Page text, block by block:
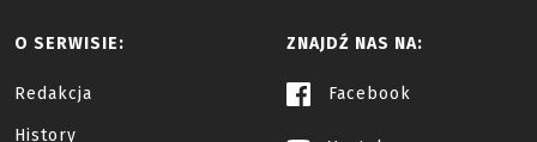
O SERWISIE:
Redakcja
History
ZNAJDŹ NAS NA:
Facebook